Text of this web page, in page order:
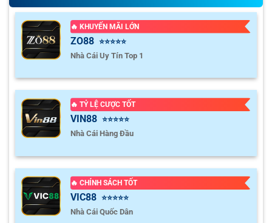
🔥 KHUYẾN MÃI LỚN
ZO88 ⭐⭐⭐⭐⭐
Nhà Cái Uy Tín Top 1
🔥 TỶ LỆ CƯỢC TỐT
VIN88 ⭐⭐⭐⭐⭐
Nhà Cái Hàng Đầu
🔥 CHÍNH SÁCH TỐT
VIC88 ⭐⭐⭐⭐⭐
Nhà Cái Quốc Dân